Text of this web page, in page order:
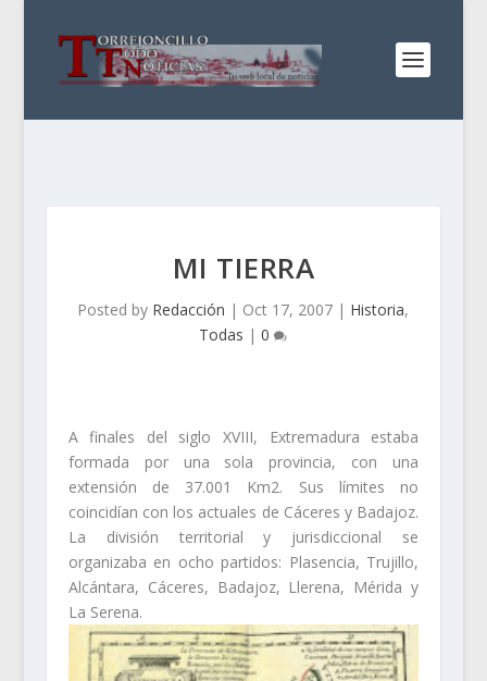
MI TIERRA
Posted by Redacción | Oct 17, 2007 | Historia,
Todas |0
A finales del siglo XVIII, Extremadura estaba
formada por una sola provincia, con una
extensión de 37.001 Km2. Sus límites no
coincidían con los actuales de Cáceres y Badajoz.
La división territorial y jurisdiccional se
organizaba en ocho partidos: Plasencia, Trujillo,
Alcántara, Cáceres, Badajoz, Llerena, Mérida y
La Serena.